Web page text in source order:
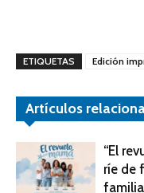
ETIQUETAS Edición
Artículos
“El
ríe de